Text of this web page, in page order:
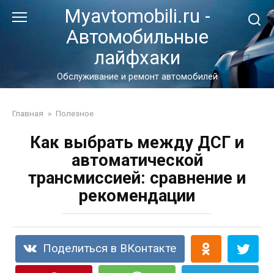
Myavtomobili.ru -
Автомобильные
лайфхаки
Обслуживание и ремонт автомобилей
Главная » Полезное
Как выбрать между ДСГ и
автоматической
трансмиссией: сравнение и
рекомендации
Поделиться в ВКонтакте